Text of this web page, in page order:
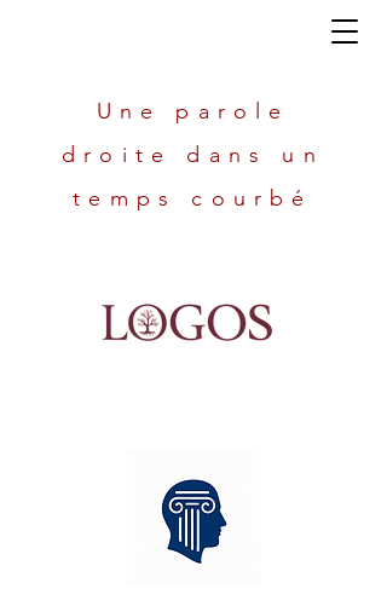
Une parole
droite dans un
temps courbé